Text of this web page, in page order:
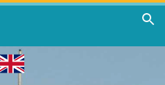
Skip to navigation